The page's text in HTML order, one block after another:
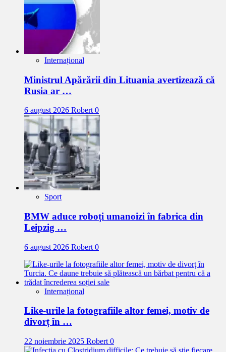
Internațional
Ministrul Apărării din Lituania avertizează că
Rusia ar …
6 august 2026 Robert 0
Sport
BMW aduce roboți umanoizi în fabrica din
Leipzig …
6 august 2026 Robert 0
Internațional
Like-urile la fotografiile altor femei, motiv de
divorț în …
22 noiembrie 2025 Robert 0